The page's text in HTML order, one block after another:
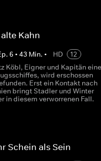
Kahn
6 •43 Min. • HD
12
Köbl, Eigner und Kapitän
wird erschossen
Erst ein Kontakt nach
bringt Stadler und Winter
in diesem verworrenen Fall.
Schein als Sein